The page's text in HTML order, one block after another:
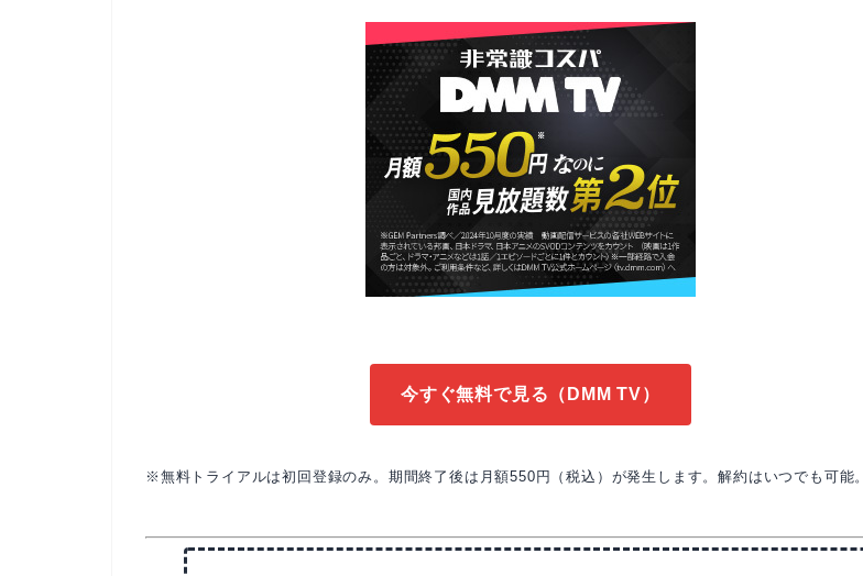
今すぐ無料で見る（DMM TV）
※無料トライアルは初回登録のみ。期間終了後は月額550円（税込）が発生します。解約はいつでも可能。